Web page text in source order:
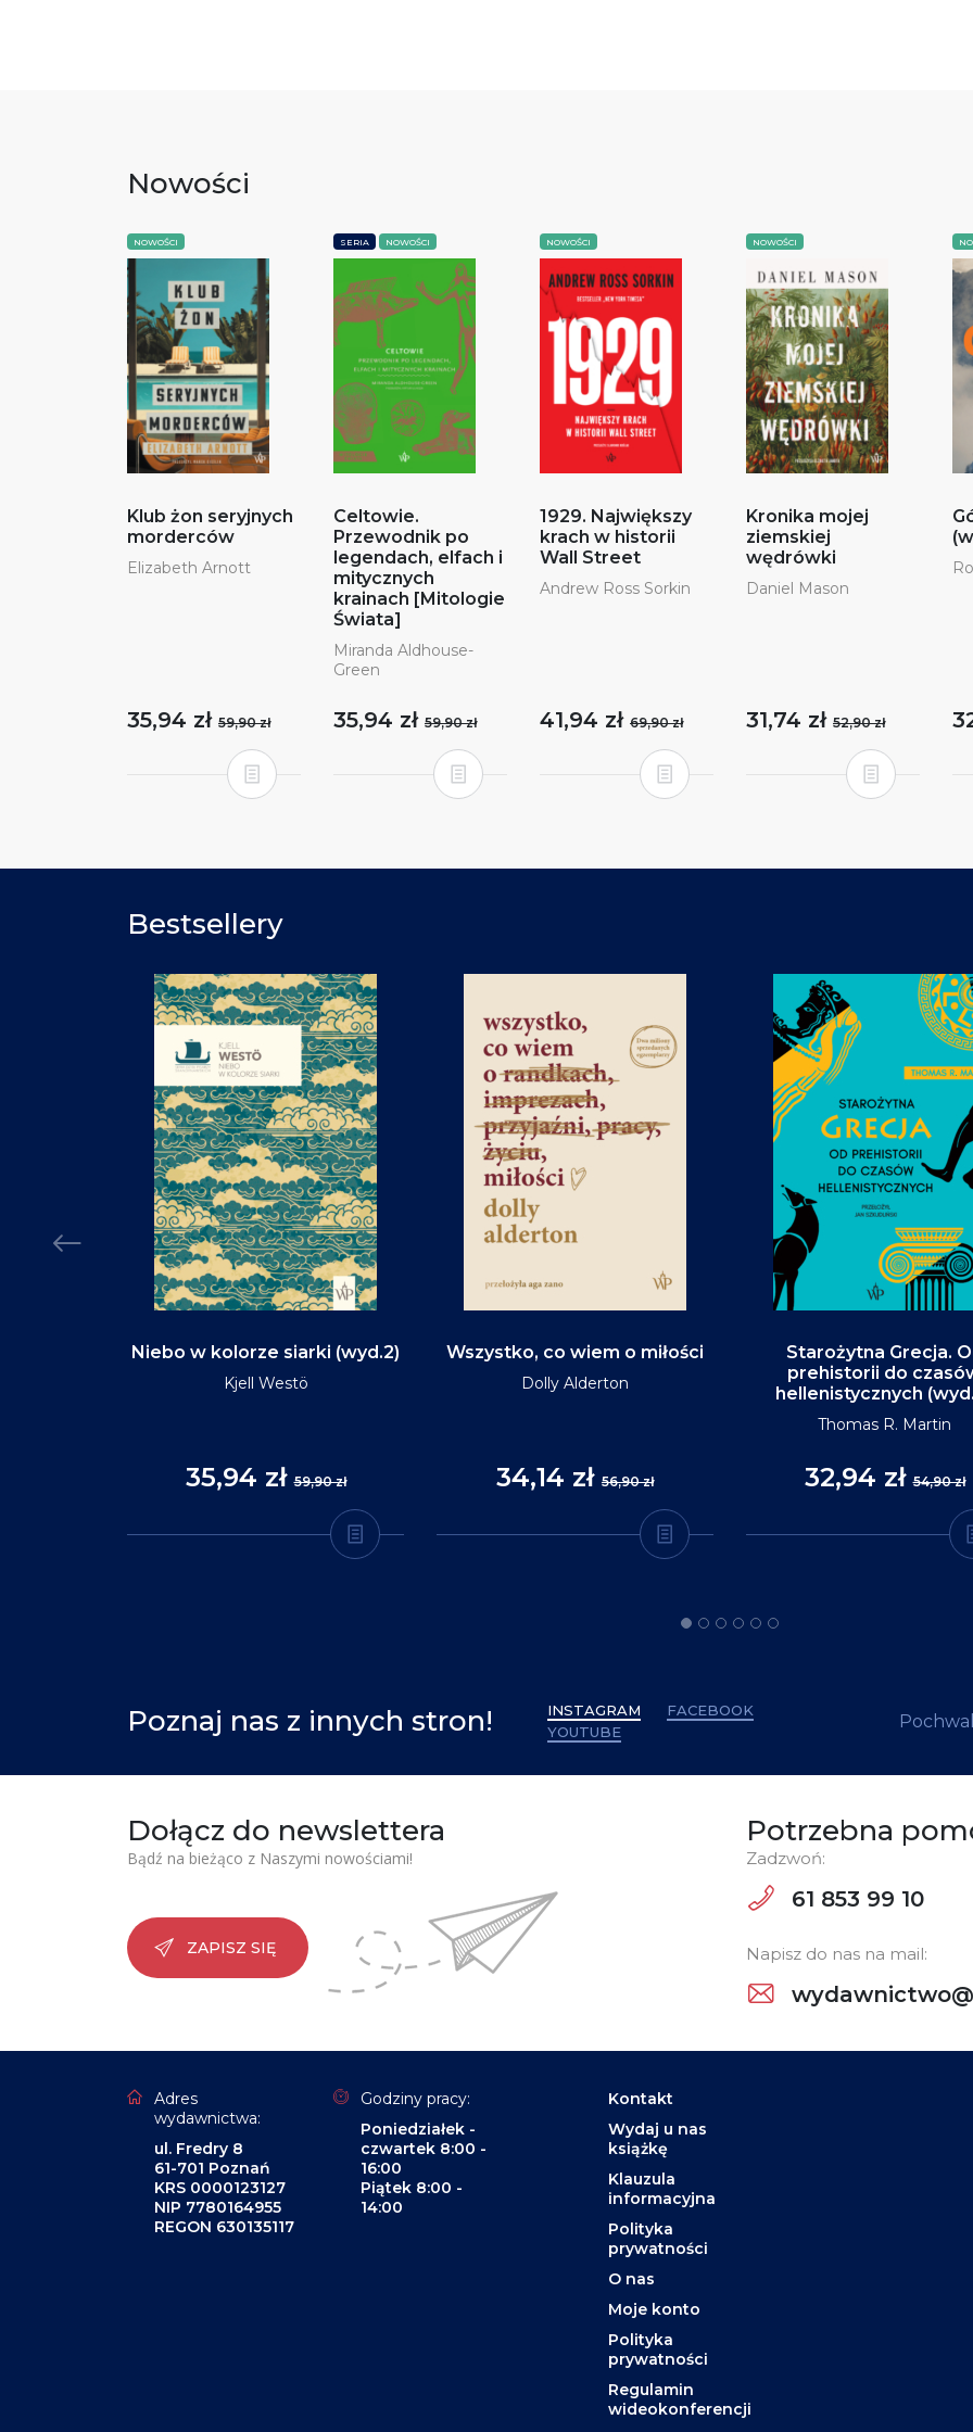
Nowości
NOWOŚCI
Klub żon seryjnych
morderców
Elizabeth Arnott
35,94 zł 59,90 zł
SERIA NOWOŚCI
Celtowie.
Przewodnik po
legendach, elfach i
mitycznych
krainach [Mitologie
Świata]
Miranda Aldhouse-
Green
35,94 zł 59,90 zł
NOWOŚCI
1929. Największy
krach w historii
Wall Street
Andrew Ross Sorkin
41,94 zł 69,90 zł
NOWOŚCI
Kronika mojej
ziemskiej
wędrówki
Daniel Mason
31,74 zł 52,90 zł
Bestsellery
Niebo w kolorze siarki (wyd.2)
Kjell Westö
35,94 zł59,90 zł
Wszystko, co wiem o miłości
Dolly Alderton
34,14 zł 56,90 zł
Starożytna Grecja.
prehistorii do
hellenistycznych
Thomas R. Martin
32,94 zł54,90 zł
Poznaj nas z innych stron! INSTAGRAM
FACEBOOK
YOUTUBE
Dołącz do newslettera
Bądź na bieżąco z Naszymi nowościami!
ZAPISZ SIĘ
Potrzebna
Zadzwoń:
61 853 99 10
Napisz do nas na mail:
Adres
wydawnictwa:
ul. Fredry 8
61-701 Poznań
KRS 0000123127
NIP 7780164955
REGON 630135117
Godziny pracy:
Poniedziałek -
czwartek 8:00 -
16:00
Piątek 8:00 -
14:00
Kontakt
Wydaj u nas
książkę
Klauzula
informacyjna
Polityka
prywatności
O nas
Moje konto
Polityka
prywatności
Regulamin
wideokonferencji